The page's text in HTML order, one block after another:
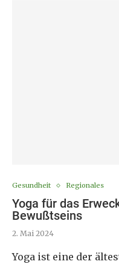
Gesundheit Regionales
Yoga für das
Bewußtseins
2. Mai 2024
Yoga ist eine der